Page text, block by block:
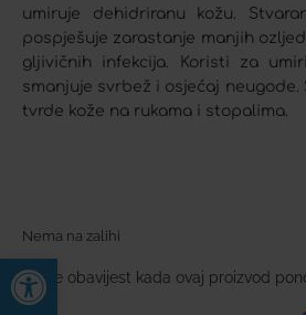
Open toolbar
umiruje dehidriranu kožu.
pospješuje zarastanje manjih
gljivičnih infekcija. Koristi za
smanjuje svrbež i osjećaj neugode.
tvrde kože na rukama i stopalima.
Nema na zalihi
Želite obavijest kada ovaj proizvod